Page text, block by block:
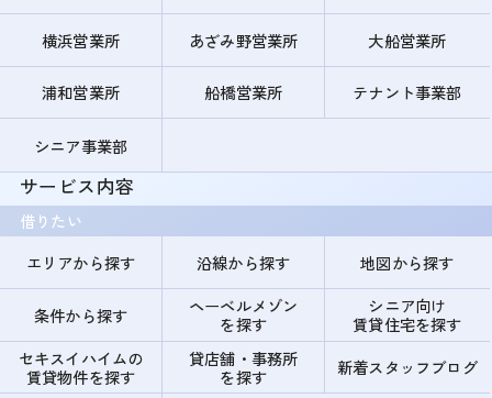
横浜営業所 あざみ野営業所 大船営業所
浦和営業所 船橋営業所 テナント事業部
シニア事業部
サービス内容
借りたい
エリアから探す
沿線から探す 地図から探す
条件から探す
ヘーベルメゾン
を探す
シニア向け
賃貸住宅を探す
セキスイハイムの
賃貸物件を探す
貸店舗・事務所
を探す
新着スタッフブログ